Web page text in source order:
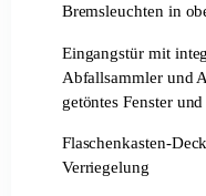
Bremsleuchten in
Eingangstür mit
Abfallsammler und
getöntes Fenster
Flaschenkasten-
Verriegelung